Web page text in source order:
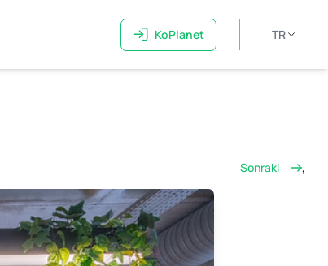
KoPlanet TR
Sonraki ,